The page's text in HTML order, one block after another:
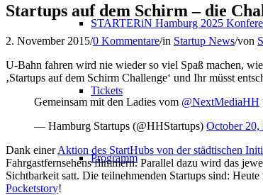
STARTERiN Hamburg 2025
Tickets
Programm
Startups auf dem Schirm – die
2. November 2015/0 Kommentare/in Startup News/von
U-Bahn fahren wird nie wieder so viel Spaß machen,
‚Startups auf dem Schirm Challenge‘ und Ihr müsst
Gemeinsam mit den Ladies vom @NextMediaHH
— Hamburg Startups (@HHStartups) October 20,
Dank einerAktion des StartHubs von der städtischen
Fahrgastfernsehens flimmern. Parallel dazu wird das
Sichtbarkeit satt. Die teilnehmenden Startups sind:
Pocketstory!